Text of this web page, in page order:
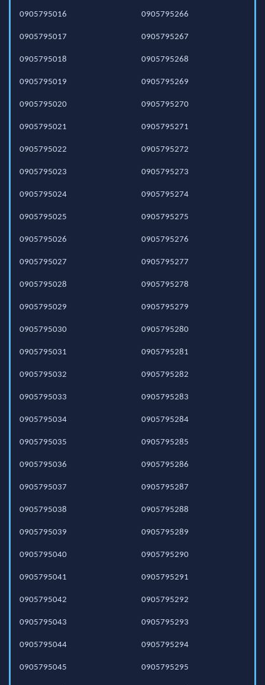
0905795016
0905795017
0905795018
0905795019
0905795020
0905795021
0905795022
0905795023
0905795024
0905795025
0905795026
0905795027
0905795028
0905795029
0905795030
0905795031
0905795032
0905795033
0905795034
0905795035
0905795036
0905795037
0905795038
0905795039
0905795040
0905795041
0905795042
0905795043
0905795044
0905795045
0905795266
0905795267
0905795268
0905795269
0905795270
0905795271
0905795272
0905795273
0905795274
0905795275
0905795276
0905795277
0905795278
0905795279
0905795280
0905795281
0905795282
0905795283
0905795284
0905795285
0905795286
0905795287
0905795288
0905795289
0905795290
0905795291
0905795292
0905795293
0905795294
0905795295